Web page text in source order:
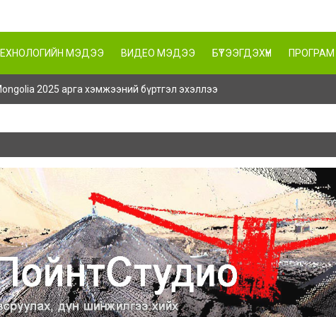
МЭДЭЭ ВИДЕО МЭДЭЭ БҮТЭЭГДЭХҮҮН ПРОГРАМ
2025 арга хэмжээний бүртгэл эхэллээ